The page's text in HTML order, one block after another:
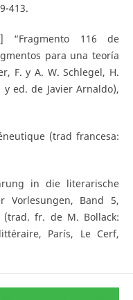
413.
“Fragmento 116 de
para una teoría
F. y A. W. Schlegel, H.
ed. de Javier Arnaldo),
(trad francesa:
in die literarische
Vorlesungen, Band 5,
(trad. fr. de M. Bollack:
París, Le Cerf,